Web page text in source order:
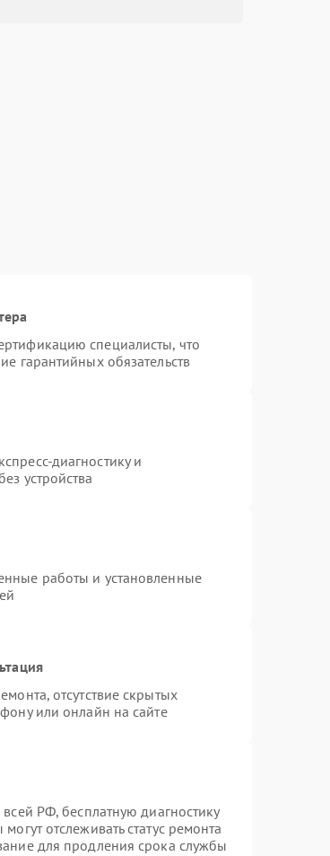
специалисты, что
гарантийных обязательств
диагностику и
устройства
работы и установленные
отсутствие скрытых
или онлайн на сайте
РФ, бесплатную диагностику
отслеживать статус ремонта
для продления срока службы